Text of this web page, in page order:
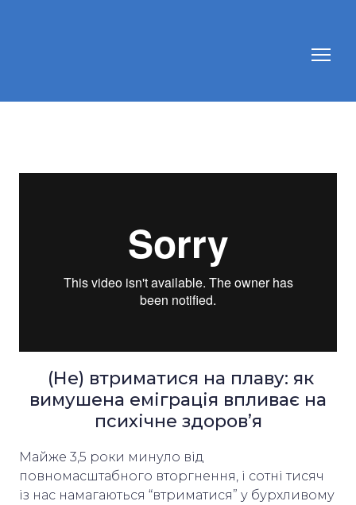
(Не) втриматися на плаву: як
вимушена еміграція впливає на
психічне здоров’я
Майже 3,5 роки минуло від
повномасштабного вторгнення, і сотні тисяч
із нас намагаються “втриматися” у бурхливому